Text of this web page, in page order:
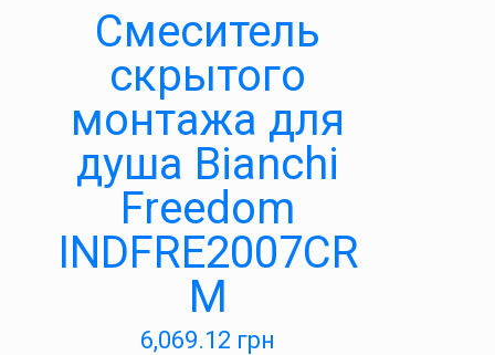
Смеситель
скрытого
монтажа для
душа Bianchi
Freedom
INDFRE2007CR
M
6,069.12 грн